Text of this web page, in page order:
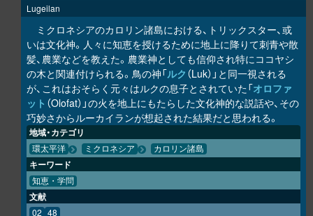
Lugeilan
ミクロネシアのカロリン諸島における、トリックスター、或
いは文化神。人々に知恵を授けるために地上に降りて刺青や散
髪、農業などを教えた。農業神としても信仰され特にココヤシ
の木と関連付けられる。鳥の神「ルク （Luk）」と同一視される
が、これはおそらく元々はルクの息子とされていた「オロファ
ット （Olofat）」の火を地上にもたらした文化神的な説話や、その
巧妙さからルーカイランが想起された結果だと思われる。
地域・カテゴリ
環太平洋 ミクロネシア カロリン諸島
キーワード
知恵・学問
文献
02 48